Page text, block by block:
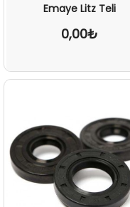
Emaye Litz Teli
0,00₺